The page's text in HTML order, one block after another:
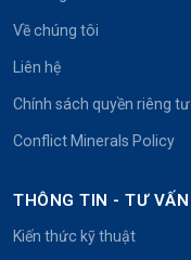
Về chúng tôi
Liên hệ
Chính sách quyền riêng tư
Conflict Minerals Policy
THÔNG TIN - TƯ VẤN
Kiến thức kỹ thuật